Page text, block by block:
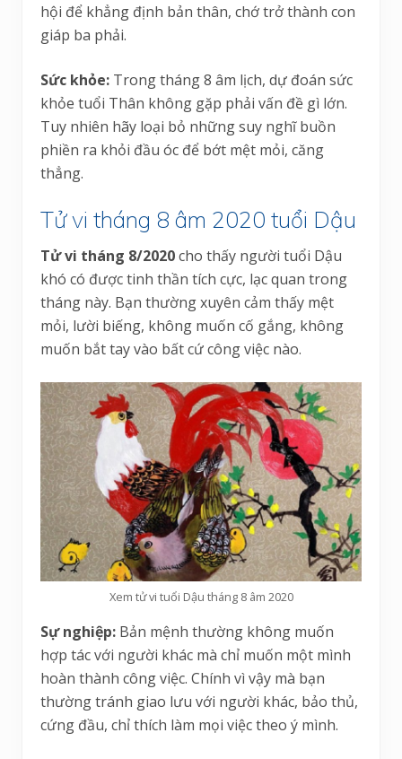
hội để khẳng định bản thân, chớ trở thành con
giáp ba phải.
Sức khỏe: Trong tháng 8 âm lịch, dự đoán sức
khỏe tuổi Thân không gặp phải vấn đề gì lớn.
Tuy nhiên hãy loại bỏ những suy nghĩ buồn
phiền ra khỏi đầu óc để bớt mệt mỏi, căng
thẳng.
Tử vi tháng 8 âm 2020 tuổi Dậu
Tử vi tháng 8/2020cho thấy người tuổi Dậu
khó có được tinh thần tích cực, lạc quan trong
tháng này. Bạn thường xuyên cảm thấy mệt
mỏi, lười biếng, không muốn cố gắng, không
muốn bắt tay vào bất cứ công việc nào.
Xem tử vi tuổi Dậu tháng 8 âm 2020
Sự nghiệp: Bản mệnh thường không muốn
hợp tác với người khác mà chỉ muốn một mình
hoàn thành công việc. Chính vì vậy mà bạn
thường tránh giao lưu với người khác, bảo thủ,
cứng đầu, chỉ thích làm mọi việc theo ý mình.